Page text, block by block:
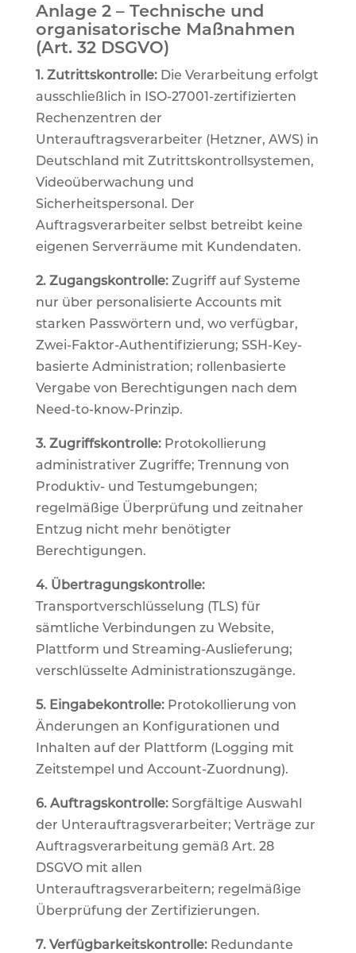
Anlage 2 – Technische und
organisatorische Maßnahmen
(Art. 32 DSGVO)
1. Zutrittskontrolle:Die Verarbeitung erfolgt
ausschließlich in ISO-27001-zertifizierten
Rechenzentren der
Unterauftragsverarbeiter (Hetzner, AWS) in
Deutschland mit Zutrittskontrollsystemen,
Videoüberwachung und
Sicherheitspersonal. Der
Auftragsverarbeiter selbst betreibt keine
eigenen Serverräume mit Kundendaten.
2. Zugangskontrolle:Zugriff auf Systeme
nur über personalisierte Accounts mit
starken Passwörtern und, wo verfügbar,
Zwei-Faktor-Authentifizierung; SSH-Key-
basierte Administration; rollenbasierte
Vergabe von Berechtigungen nach dem
Need-to-know-Prinzip.
3. Zugriffskontrolle:Protokollierung
administrativer Zugriffe; Trennung von
Produktiv- und Testumgebungen;
regelmäßige Überprüfung und zeitnaher
Entzug nicht mehr benötigter
Berechtigungen.
4. Übertragungskontrolle:
Transportverschlüsselung (TLS) für
sämtliche Verbindungen zu Website,
Plattform und Streaming-Auslieferung;
verschlüsselte Administrationszugänge.
5. Eingabekontrolle:Protokollierung von
Änderungen an Konfigurationen und
Inhalten auf der Plattform (Logging mit
Zeitstempel und Account-Zuordnung).
6. Auftragskontrolle:Sorgfältige Auswahl
der Unterauftragsverarbeiter; Verträge zur
Auftragsverarbeitung gemäß Art. 28
DSGVO mit allen
Unterauftragsverarbeitern; regelmäßige
Überprüfung der Zertifizierungen.
7. Verfügbarkeitskontrolle:Redundante